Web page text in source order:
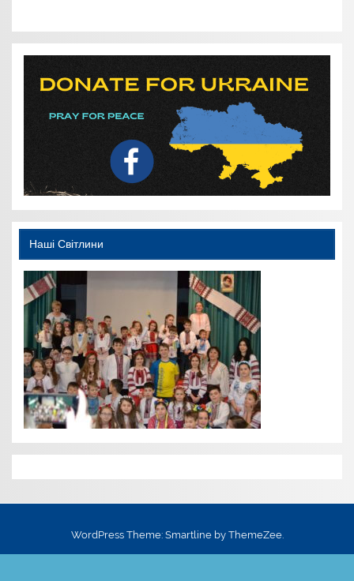
WordPress YouTube
Наші Світлини
WordPress Theme: Smartline by ThemeZee.